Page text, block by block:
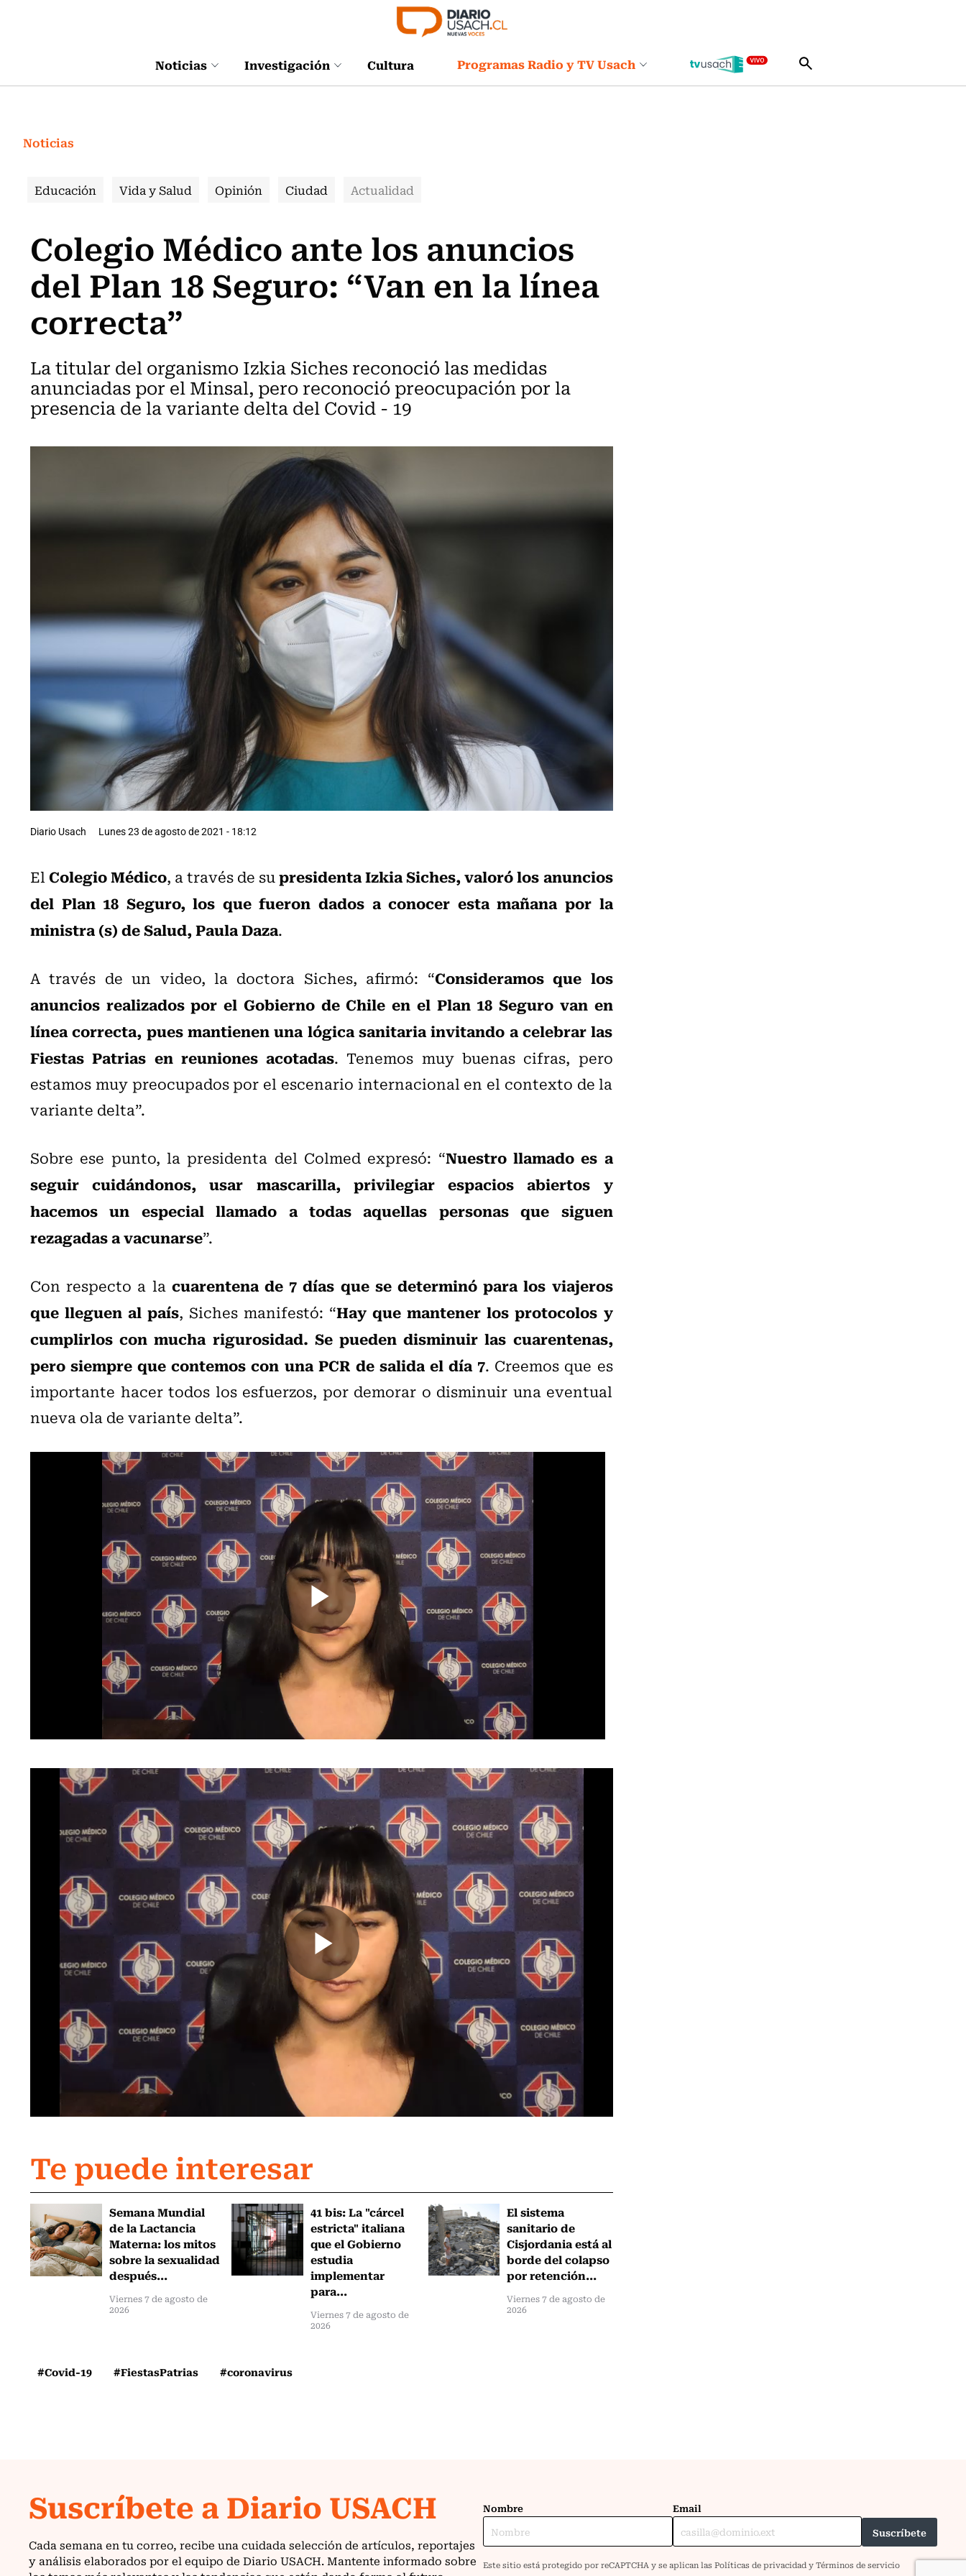
Noticias Investigación Cultura Programas Radio y TV Usach
Noticias
Educación Vida y Salud Opinión Ciudad Actualidad
Colegio Médico ante los anuncios
del Plan 18 Seguro: “Van en la línea
correcta”
La titular del organismo Izkia Siches reconoció las medidas
anunciadas por el Minsal, pero reconoció preocupación por la
presencia de la variante delta del Covid - 19
Diario Usach Lunes 23 de agosto de 2021 - 18:12
ElColegio Médico, a través de supresidenta Izkia Siches, valoró los anuncios
del Plan 18 Seguro, los que fueron dados a conocer esta mañana por la
ministra (s) de Salud, Paula Daza.
A través de un video, la doctora Siches, afirmó: “Consideramos que los
anuncios realizados por el Gobierno de Chile en el Plan 18 Seguro van en
línea correcta, pues mantienen una lógica sanitaria invitando a celebrar las
Fiestas Patrias en reuniones acotadas. Tenemos muy buenas cifras, pero
estamos muy preocupados por el escenario internacional en el contexto de la
variante delta”.
Sobre ese punto, la presidenta del Colmed expresó: “Nuestro llamado es a
seguir cuidándonos, usar mascarilla, privilegiar espacios abiertos y
hacemos un especial llamado a todas aquellas personas que siguen
rezagadas a vacunarse”.
Con respecto a la cuarentena de 7 días que se determinó para los viajeros
que lleguen al país, Siches manifestó: “Hay que mantener los protocolos y
cumplirlos con mucha rigurosidad. Se pueden disminuir las cuarentenas,
pero siempre que contemos con una PCR de salida el día 7. Creemos que es
importante hacer todos los esfuerzos, por demorar o disminuir una eventual
nueva ola de variante delta”.
Te puede interesar
Semana Mundial
de la Lactancia
Materna: los mitos
sobre la sexualidad
después...
Viernes 7 de agosto de
2026
41 bis: La "cárcel
estricta" italiana
que el Gobierno
estudia
implementar
para...
Viernes 7 de agosto de
2026
El sistema
sanitario de
Cisjordania está al
borde del colapso
por retención...
Viernes 7 de agosto de
2026
#Covid-19 #FiestasPatrias #coronavirus